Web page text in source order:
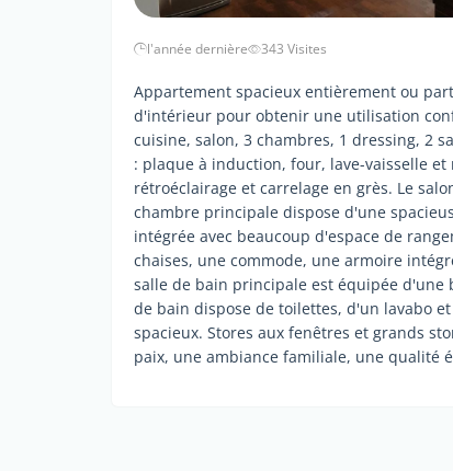
l'année dernière 343 Visites
Appartement spacieux entièrement ou
d'intérieur pour obtenir une utilisation
cuisine, salon, 3 chambres, 1 dressing, 2
: plaque à induction, four, lave-vaisselle
rétroéclairage et carrelage en grès. Le
chambre principale dispose d'une
intégrée avec beaucoup d'espace de
chaises, une commode, une armoire
salle de bain principale est équipée d'une
de bain dispose de toilettes, d'un lavabo
spacieux. Stores aux fenêtres et grands
paix, une ambiance familiale, une qualité